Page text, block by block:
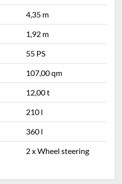
4,35 m
1,92 m
55 PS
107,00 qm
12,00 t
210 l
360 l
2 x Wheel steering